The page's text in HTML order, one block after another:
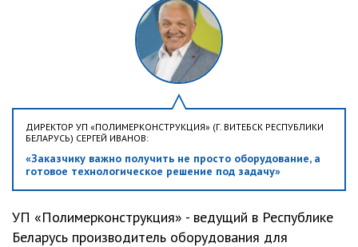
ДИРЕКТОР УП «ПОЛИМЕРКОНСТРУКЦИЯ» (Г. ВИТЕБСК РЕСПУБЛИКИ
БЕЛАРУСЬ) СЕРГЕЙ ИВАНОВ:
«Заказчику важно получить не просто оборудование, а
готовое технологическое решение под задачу»
УП «Полимерконструкция» - ведущий в Республике
Беларусь производитель оборудования для